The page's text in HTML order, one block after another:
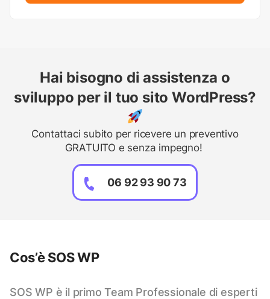
Hai bisogno di assistenza o
sviluppo per il tuo sito WordPress?
Contattaci subito per ricevere un preventivo
GRATUITO e senza impegno!
06 92 93 90 73
Cos’è SOS WP
SOS WP è il primo Team Professionale di esperti